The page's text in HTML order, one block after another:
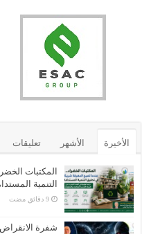
الأخيرة الأشهر تعليقات
المكتبات
التنمية
شفرة